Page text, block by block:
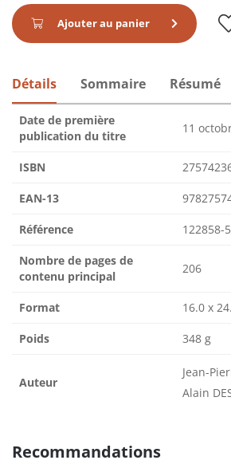
Ajouter au panier
Détails Sommaire Résumé
Date de première
publication du titre
11
ISBN
EAN-13
Référence 122858-
Nombre de pages de
contenu principal
206
Format 16.0 x
Poids 348 g
Auteur
Jean-
Alain
Recommandations